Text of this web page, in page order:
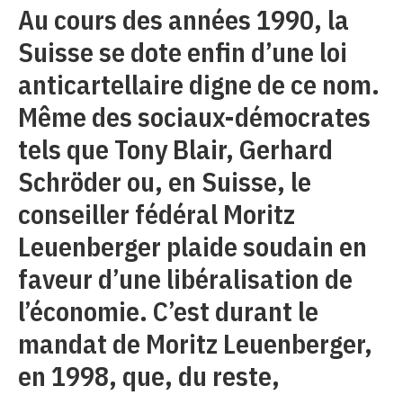
Au cours des années 1990, la
Suisse se dote enfin d’une loi
anticartellaire digne de ce nom.
Même des sociaux-démocrates
tels que Tony Blair, Gerhard
Schröder ou, en Suisse, le
conseiller fédéral Moritz
Leuenberger plaide soudain en
faveur d’une libéralisation de
l’économie. C’est durant le
mandat de Moritz Leuenberger,
en 1998, que, du reste,